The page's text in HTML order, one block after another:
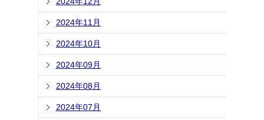
2024年11月
2024年10月
2024年09月
2024年08月
2024年07月